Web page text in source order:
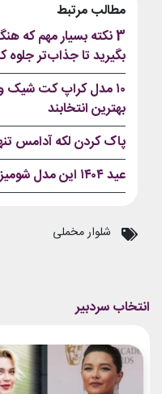
مطالب مرتبط
3 نکته بسیار مهم که
بگیرید تا جذاب‌تر جلوه
۱۰ مدل کراپ کت شیک
بهترین انتخابند
پاک کردن لکه آدامس
عید ۱۴۰۴ این مدل شومیزها مُده؛ اشتباه خرید نکنید
شلوار مخملی